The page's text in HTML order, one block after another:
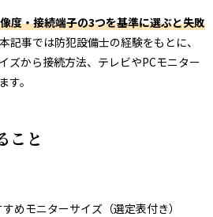
度・接続端子の3つを基準に選ぶと失敗
記事では防犯設備士の経験をもとに、
ズから接続方法、テレビやPCモニター
。
こと
めモニターサイズ（選定表付き）